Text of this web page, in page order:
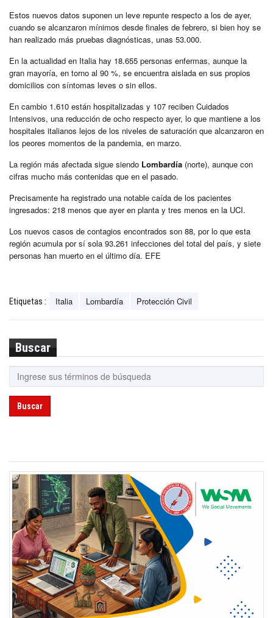
Estos nuevos datos suponen un leve repunte respecto a los de ayer,
cuando se alcanzaron mínimos desde finales de febrero, si bien hoy se
han realizado más pruebas diagnósticas, unas 53.000.
En la actualidad en Italia hay 18.655 personas enfermas, aunque la
gran mayoría, en torno al 90 %, se encuentra aislada en sus propios
domicilios con síntomas leves o sin ellos.
En cambio 1.610 están hospitalizadas y 107 reciben Cuidados
Intensivos, una reducción de ocho respecto ayer, lo que mantiene a los
hospitales italianos lejos de los niveles de saturación que alcanzaron en
los peores momentos de la pandemia, en marzo.
La región más afectada sigue siendo Lombardía (norte), aunque con
cifras mucho más contenidas que en el pasado.
Precisamente ha registrado una notable caída de los pacientes
ingresados: 218 menos que ayer en planta y tres menos en la UCI.
Los nuevos casos de contagios encontrados son 88, por lo que esta
región acumula por sí sola 93.261 infecciones del total del país, y siete
personas han muerto en el último día. EFE
Etiquetas : Italia Lombardía Protección Civil
Buscar
Buscar